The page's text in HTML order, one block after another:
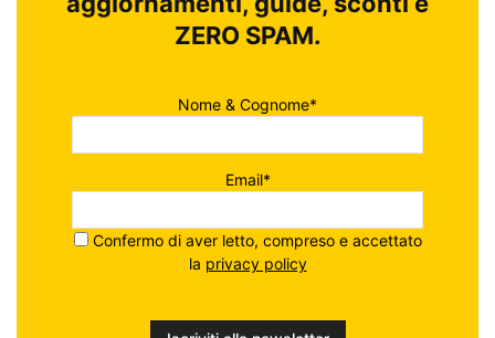
ZERO SPAM.
Nome & Cognome*
Email*
Confermo di aver letto, compreso e accettato
la privacy policy